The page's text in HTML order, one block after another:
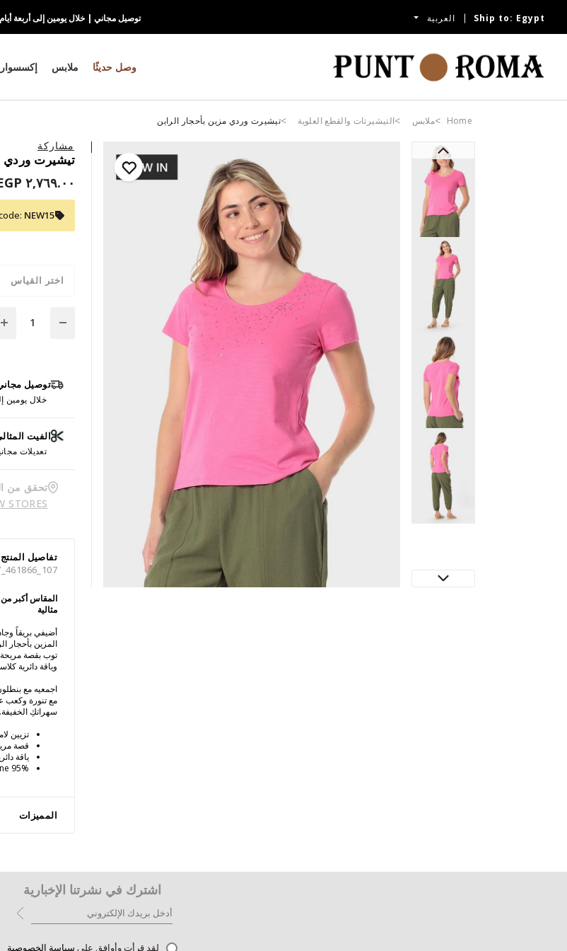
Ship to: Egypt العربية توصيل مجاني | خلال يومين إلى أربعة أيام
وصل حديثًا ملابس
Home ملابس التيشيرتات والقطع العلوية تيشيرت وردي مزين بأحجار الراين
مشاركة
تيشيرت وردي
٢,٧٦٩.٠٠ EGP
NEW15
اختر القياس
توصيل
خلال يومين
الفيت
تعديلات
تحقق من
STORES
تفاصيل المنتج
المقاس أكبر
مثالية
أضيفي بريقاً
المزين بأحجار
توب بقصة مريحة
وياقة دائرية
اجمعيه مع
مع تنورة وكعب
سهراتكِ الخفيفة.
تزيين
قصة
ياقة
95% COTTON 5% elastane
المميزات
اشترك في نشرتنا الإخبارية
لقد قرأت وأوافق على سياسة الخصوصية